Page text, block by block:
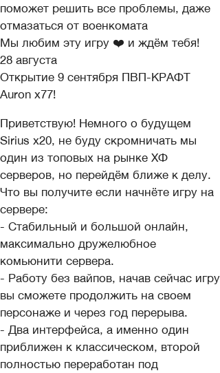
поможет решить все проблемы, даже
отмазаться от военкомата
Мы любим эту игру ❤️ и ждём тебя!
28 августа
Открытие 9 сентября ПВП-КРАФТ
Auron x77!
Приветствую! Немного о будущем
Sirius x20, не буду скромничать мы
один из топовых на рынке ХФ
серверов, но перейдём ближе к делу.
Что вы получите если начнёте игру на
сервере:
- Стабильный и большой онлайн,
максимально дружелюбное
комьюнити сервера.
- Работу без вайпов, начав сейчас игру
вы сможете продолжить на своем
персонаже и через год перерыва.
- Два интерфейса, а именно один
приближен к классическом, второй
полностью переработан под